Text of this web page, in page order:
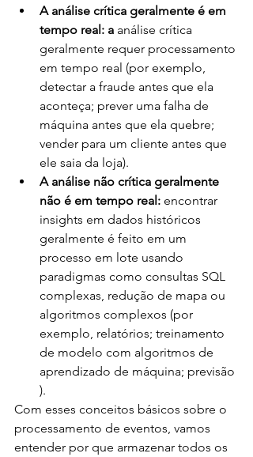
A análise crítica geralmente é em
tempo real: a análise crítica
geralmente requer processamento
em tempo real (por exemplo,
detectar a fraude antes que ela
aconteça; prever uma falha de
máquina antes que ela quebre;
vender para um cliente antes que
ele saia da loja).
A análise não crítica geralmente
não é em tempo real: encontrar
insights em dados históricos
geralmente é feito em um
processo em lote usando
paradigmas como consultas SQL
complexas, redução de mapa ou
algoritmos complexos (por
exemplo, relatórios; treinamento
de modelo com algoritmos de
aprendizado de máquina; previsão
).
Com esses conceitos básicos sobre o
processamento de eventos, vamos
entender por que armazenar todos os